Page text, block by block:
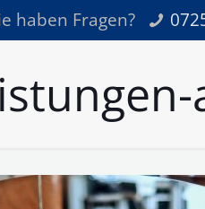
haben Fragen?